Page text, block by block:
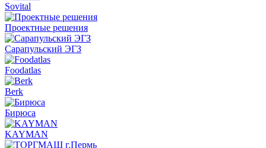
Sovital
Проектные решения
Сарапульский ЭГЗ
Foodatlas
Berk
Бирюса
KAYMAN